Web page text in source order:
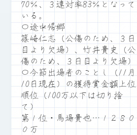
70％、３連対率83％となって
いる。
〇途中帰郷
篠崎仁志（公傷のため、３日
目より欠場）、竹井貴史（公
傷のため、３日目より欠場）
〇今節出場者のことし（11月
10日現在）の獲得賞金額上位
順位（100万以下は切り捨
て）
第１位・馬場貴也…１２８０
０万